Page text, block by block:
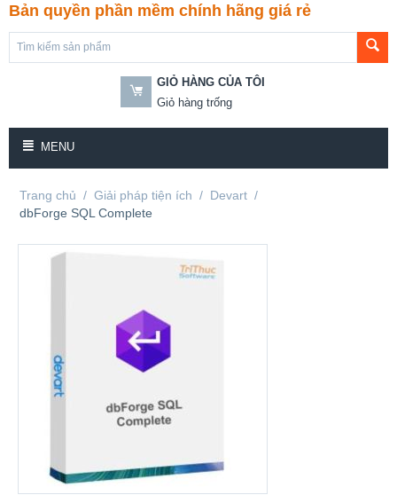
Bản quyền phần mềm chính hãng giá rẻ
GIỎ HÀNG CỦA TÔI
Giỏ hàng trống
MENU
Trang chủ / Giải pháp tiện ích / Devart /
dbForge SQL Complete